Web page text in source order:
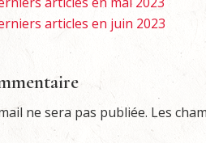
articles en juin 2023
ne sera pas publiée. Les